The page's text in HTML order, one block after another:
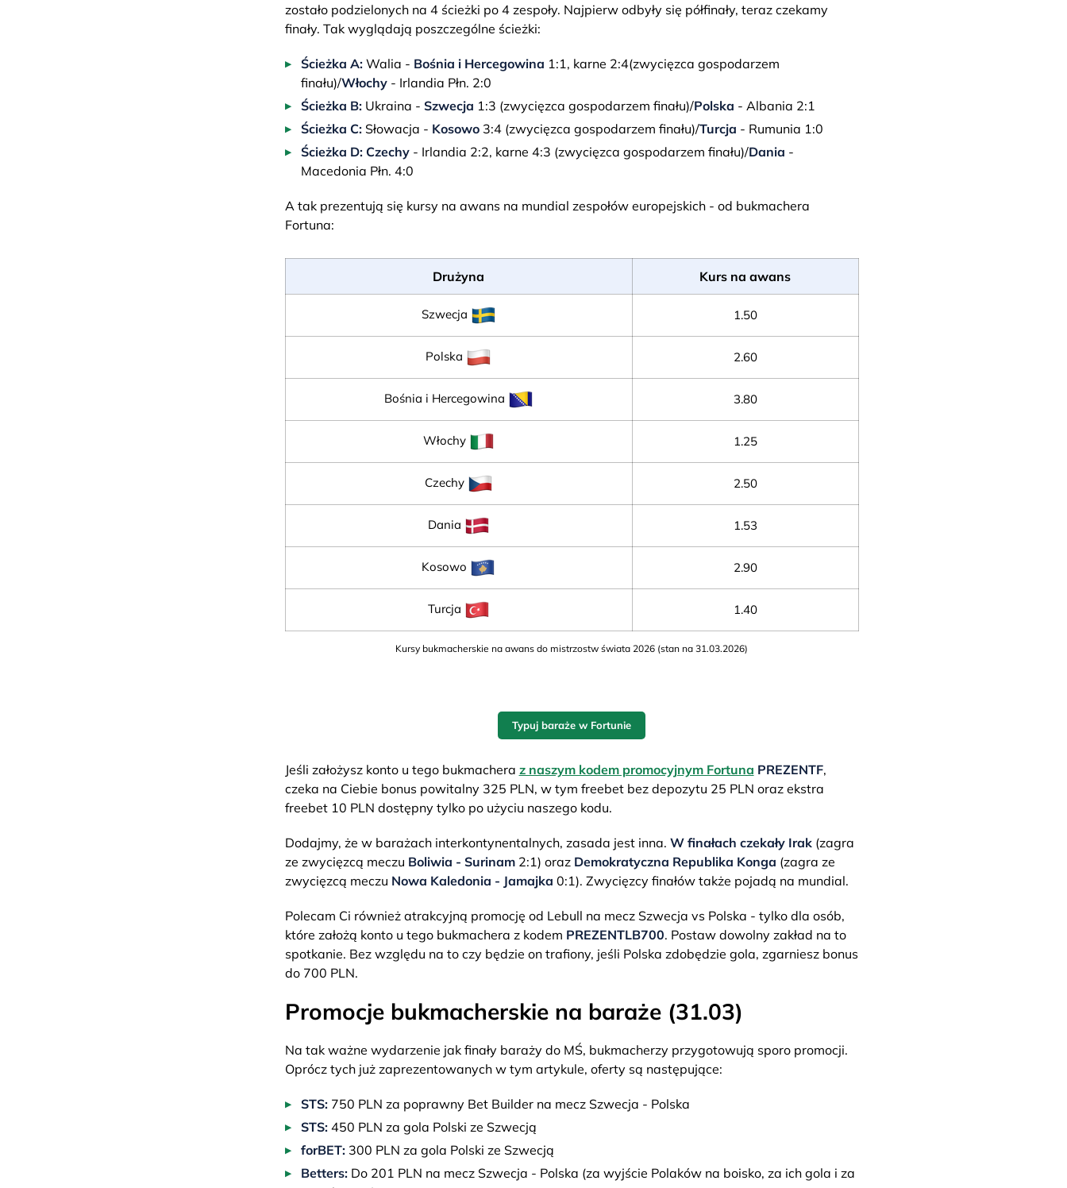
zostało podzielonych na 4 ścieżki po 4 zespoły. Najpierw odbyły się półfinały, teraz czekamy
finały. Tak wyglądają poszczególne ścieżki:
Ścieżka A:Walia - Bośnia i Hercegowina 1:1, karne 2:4(zwycięzca gospodarzem
finału)/Włochy- Irlandia Płn. 2:0
Ścieżka B:Ukraina - Szwecja 1:3 (zwycięzca gospodarzem finału)/Polska - Albania 2:1
Ścieżka C:Słowacja - Kosowo3:4 (zwycięzca gospodarzem finału)/Turcja - Rumunia 1:0
Ścieżka D: Czechy- Irlandia 2:2, karne 4:3 (zwycięzca gospodarzem finału)/Dania -
Macedonia Płn. 4:0
A tak prezentują się kursy na awans na mundial zespołów europejskich - od bukmachera
Fortuna:
Drużyna Kurs na awans
Szwecja 1.50
Polska 2.60
Bośnia i Hercegowina 3.80
Włochy 1.25
Czechy 2.50
Dania 1.53
Kosowo 2.90
Turcja 1.40
Kursy bukmacherskie na awans do mistrzostw świata 2026 (stan na 31.03.2026)
Typuj baraże w Fortunie
Jeśli założysz konto u tego bukmachera z naszym kodem promocyjnym Fortuna PREZENTF,
czeka na Ciebie bonus powitalny 325 PLN, w tym freebet bez depozytu 25 PLN oraz ekstra
freebet 10 PLN dostępny tylko po użyciu naszego kodu.
Dodajmy, że w barażach interkontynentalnych, zasada jest inna. W finałach czekały Irak(zagra
ze zwycięzcą meczu Boliwia - Surinam2:1) orazDemokratyczna Republika Konga (zagra ze
zwycięzcą meczu Nowa Kaledonia - Jamajka 0:1). Zwycięzcy finałów także pojadą na mundial.
Polecam Ci również atrakcyjną promocję od Lebull na mecz Szwecja vs Polska - tylko dla osób,
które założą konto u tego bukmachera z kodem PREZENTLB700. Postaw dowolny zakład na to
spotkanie. Bez względu na to czy będzie on trafiony, jeśli Polska zdobędzie gola, zgarniesz bonus
do 700 PLN.
Promocje bukmacherskie na baraże (31.03)
Na tak ważne wydarzenie jak finały baraży do MŚ, bukmacherzy przygotowują sporo promocji.
Oprócz tych już zaprezentowanych w tym artykule, oferty są następujące:
STS:750 PLN za poprawny Bet Builder na mecz Szwecja - Polska
STS:450 PLN za gola Polski ze Szwecją
forBET:300 PLN za gola Polski ze Szwecją
Betters:Do 201 PLN na mecz Szwecja - Polska (za wyjście Polaków na boisko, za ich gola i za